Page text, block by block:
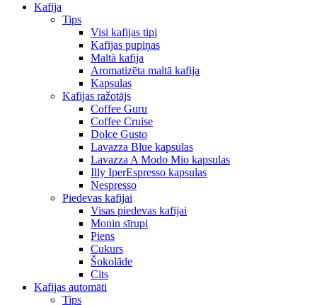
Kafija
Tips
Visi kafijas tipi
Kafijas pupiņas
Maltā kafija
Aromatizēta maltā kafija
Kapsulas
Kafijas ražotājs
Coffee Guru
Coffee Cruise
Dolce Gusto
Lavazza Blue kapsulas
Lavazza A Modo Mio kapsulas
Illy IperEspresso kapsulas
Nespresso
Piedevas kafijai
Visas piedevas kafijai
Monin sīrupi
Piens
Cukurs
Šokolāde
Cits
Kafijas automāti
Tips